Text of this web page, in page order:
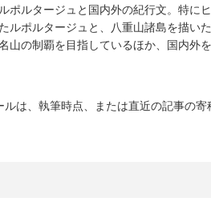
ポルタージュと国内外の紀行文。特に
ルポルタージュと、八重山諸島を描い
山の制覇を目指しているほか、国内外
ルは、執筆時点、または直近の記事の